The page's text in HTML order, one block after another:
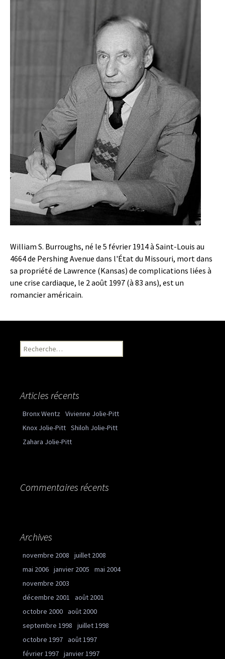
William S. Burroughs, né le 5 février 1914 à Saint-Louis au
4664 de Pershing Avenue dans l'État du Missouri, mort dans
sa propriété de Lawrence (Kansas) de complications liées à
une crise cardiaque, le 2 août 1997 (à 83 ans), est un
romancier américain.
Recherche pour :
Articles récents
Bronx Wentz Vivienne Jolie-Pitt
Knox Jolie-Pitt Shiloh Jolie-Pitt
Zahara Jolie-Pitt
Commentaires récents
Archives
novembre 2008
juillet 2008
mai 2006 janvier 2005
mai 2004
novembre 2003
décembre 2001
août 2001
octobre 2000 août 2000
septembre 1998
juillet 1998
octobre 1997 août 1997
février 1997 janvier 1997